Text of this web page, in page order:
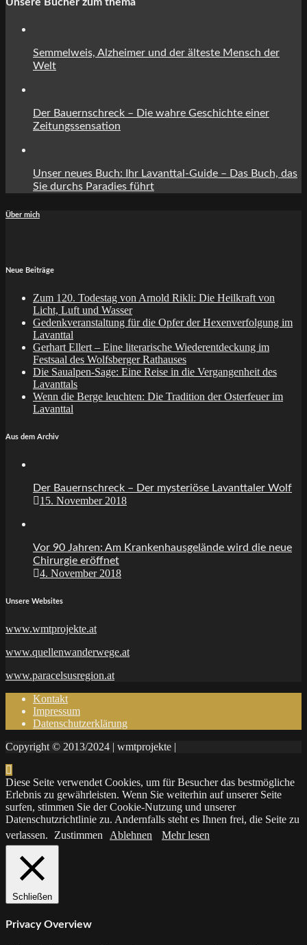
Semmelweis, Alzheimer und der älteste Mensch der
Welt
Der Bauernschreck – Die wahre Geschichte einer
Zeitungssensation
Unser neues Buch: Ihr Lavanttal-Guide – Das Buch, das
Sie durchs Paradies führt
Über mich
Neue Beiträge
Zum 120. Todestag von Arnold Rikli: Die Heilkraft von
Licht, Luft und Wasser
Gedenkveranstaltung für die Opfer der Hexenverfolgung im
Lavanttal
Gerhart Ellert – Eine literarische Wiederentdeckung im
Festsaal des Wolfsberger Rathauses
Die Saualpen-Sage: Eine Reise in die Vergangenheit des
Lavanttals
Wenn die Berge leuchten: Die Tradition der Osterfeuer im
Lavanttal
Aus dem Archiv
Der Bauernschreck – Der mysteriöse Lavanttaler Wolf
15. November 2018
Vor 90 Jahren: Am Krankenhausgelände wird die neue
Chirurgie eröffnet
4. November 2018
Unsere Websites
www.wmtprojekte.at
www.quellenwanderwege.at
www.paracelsusregion.at
Kontakt
Impressum
Datenschutzerklärung
Copyright © 2013/2024 | wmtprojekte |
Diese Seite verwendet Cookies, um für Besucher das bestmögliche
Erlebnis zu gewährleisten. Wenn Sie weiterhin auf unserer Seite
surfen, stimmen Sie der Cookie-Nutzung und unserer
Datenschutzrichtlinie zu. Andernfalls steht es Ihnen frei, die Seite zu
verlassen.
Zustimmen Ablehnen Mehr lesen
Schließen
Privacy Overview